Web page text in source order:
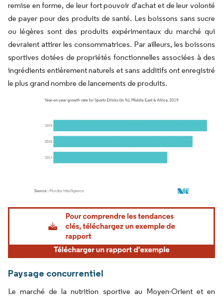
remise en forme, de leur fort pouvoir d'achat et de leur volonté
de payer pour des produits de santé. Les boissons sans sucre
ou légères sont des produits expérimentaux du marché qui
devraient attirer les consommatrices. Par ailleurs, les boissons
sportives dotées de propriétés fonctionnelles associées à des
ingrédients entièrement naturels et sans additifs ont enregistré
le plus grand nombre de lancements de produits.
Image © Mordor Intelligence. La réutilisation nécessite une attribution sous CC BY
Paysage concurrentiel
Le marché de la nutrition sportive au Moyen-Orient et en